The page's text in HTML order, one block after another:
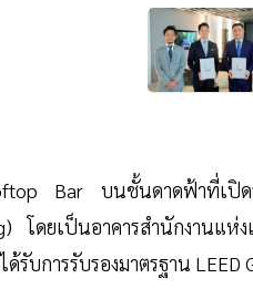
Bar บนชั้นดาดฟ้าที่เปิดรั
โดยเป็นอาคารสำนักงานแห่
ด้รับการรับรองมาตรฐาน